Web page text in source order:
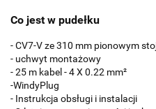
Co jest w pudełku
- CV7-V ze 310 mm pionowym
- uchwyt montażowy
- 25 m kabel - 4 X 0.22 mm²
-WindyPlug
- Instrukcja obsługi i instalacji